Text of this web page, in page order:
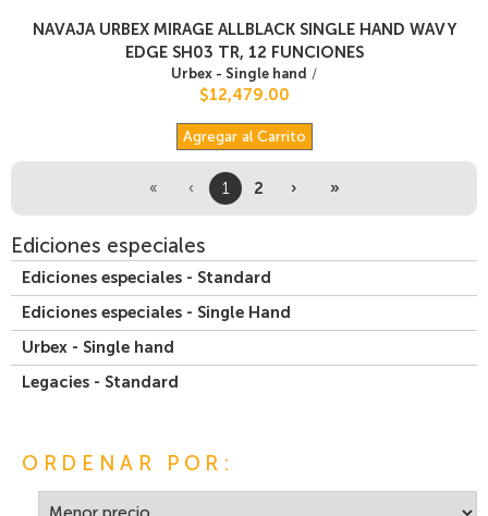
NAVAJA URBEX MIRAGE ALLBLACK SINGLE HAND WAVY
EDGE SH03 TR, 12 FUNCIONES
Urbex - Single hand /
$12,479.00
Agregar al Carrito
« ‹ 1 2 › »
Ediciones especiales
Ediciones especiales - Standard
Ediciones especiales - Single Hand
Urbex - Single hand
Legacies - Standard
ORDENAR POR: